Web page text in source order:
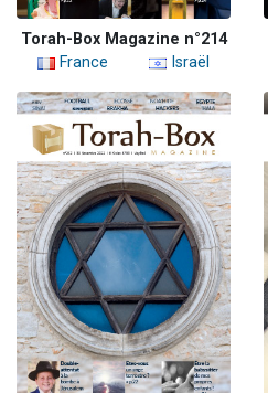
Torah-Box Magazine n°214
France
Israël